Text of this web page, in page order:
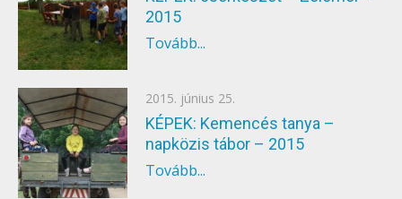
2015
Tovább...
Posted
on
2015. június 25.
KÉPEK: Kemencés tanya –
napközis tábor – 2015
Tovább...